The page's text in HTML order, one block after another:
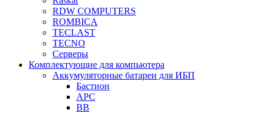
RDW COMPUTERS
ROMBICA
TECLAST
TECNO
Серверы
Комплектующие для компьютера
Аккумуляторные батареи для ИБП
Бастион
APC
BB